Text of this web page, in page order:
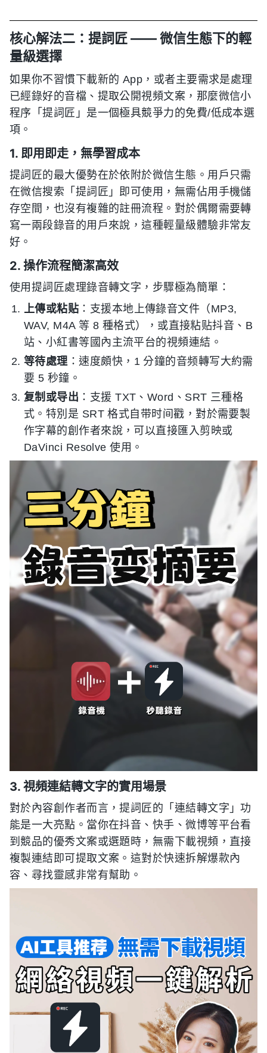
核心解法二：提詞匠 —— 微信生態下的輕
量級選擇
如果你不習慣下載新的 App，或者主要需求是處理
已經錄好的音檔、提取公開視頻文案，那麼微信小
程序「提詞匠」是一個極具競爭力的免費/低成本選
項。
1. 即用即走，無學習成本
提詞匠的最大優勢在於依附於微信生態。用戶只需
在微信搜索「提詞匠」即可使用，無需佔用手機儲
存空間，也沒有複雜的註冊流程。對於偶爾需要轉
寫一兩段錄音的用戶來說，這種輕量級體驗非常友
好。
2. 操作流程簡潔高效
使用提詞匠處理錄音轉文字，步驟極為簡單：
上傳或粘贴 ：支援本地上傳錄音文件（MP3,
WAV, M4A 等 8 種格式），或直接粘贴抖音、B
站、小紅書等國內主流平台的視頻連結。
等待處理 ：速度頗快，1 分鐘的音频轉写大約需
要 5 秒鐘。
复制或导出 ：支援 TXT、Word、SRT 三種格
式。特別是 SRT 格式自带时间戳，對於需要製
作字幕的創作者來說，可以直接匯入剪映或
DaVinci Resolve 使用。
3. 視頻連結轉文字的實用場景
對於內容創作者而言，提詞匠的「連結轉文字」功
能是一大亮點。當你在抖音、快手、微博等平台看
到競品的優秀文案或選題時，無需下載視頻，直接
複製連結即可提取文案。這對於快速拆解爆款內
容、尋找靈感非常有幫助。